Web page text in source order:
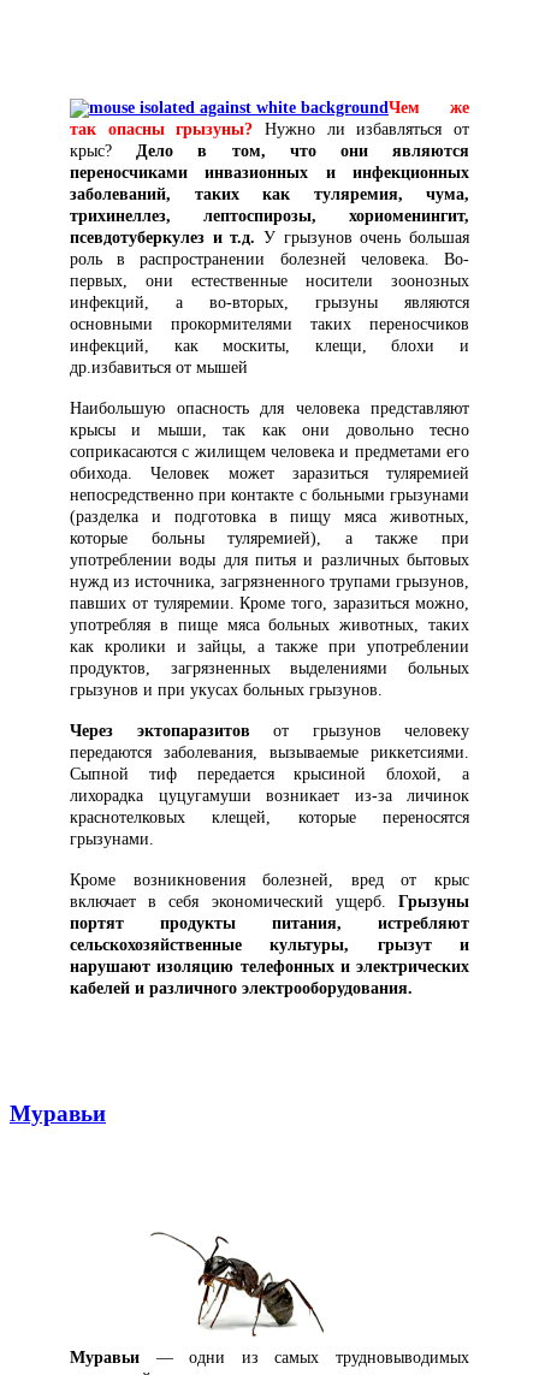
Чем же
так опасны грызуны? Нужно ли избавляться от
крыс? Дело в том, что они являются
переносчиками инвазионных и инфекционных
заболеваний, таких как туляремия, чума,
трихинеллез, лептоспирозы, хориоменингит,
псевдотуберкулез и т.д. У грызунов очень большая
роль в распространении болезней человека. Во-
первых, они естественные носители зоонозных
инфекций, а во-вторых, грызуны являются
основными прокормителями таких переносчиков
инфекций, как москиты, клещи, блохи и
др.избавиться от мышей
Наибольшую опасность для человека представляют
крысы и мыши, так как они довольно тесно
соприкасаются с жилищем человека и предметами его
обихода. Человек может заразиться туляремией
непосредственно при контакте с больными грызунами
(разделка и подготовка в пищу мяса животных,
которые больны туляремией), а также при
употреблении воды для питья и различных бытовых
нужд из источника, загрязненного трупами грызунов,
павших от туляремии. Кроме того, заразиться можно,
употребляя в пище мяса больных животных, таких
как кролики и зайцы, а также при употреблении
продуктов, загрязненных выделениями больных
грызунов и при укусах больных грызунов.
Через эктопаразитов от грызунов человеку
передаются заболевания, вызываемые риккетсиями.
Сыпной тиф передается крысиной блохой, а
лихорадка цуцугамуши возникает из-за личинок
краснотелковых клещей, которые переносятся
грызунами.
Кроме возникновения болезней, вред от крыс
включает в себя экономический ущерб. Грызуны
портят продукты питания, истребляют
сельскохозяйственные культуры, грызут и
нарушают изоляцию телефонных и электрических
кабелей и различного электрооборудования.
Муравьи
Муравьи — одни из самых трудновыводимых